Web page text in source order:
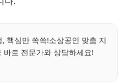
핵심만 쏙쏙!소상공인 맞춤 지
바로 전문가와 상담하세요!